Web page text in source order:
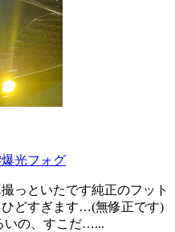
爆光フォグ
っといたです純正のフット
どすぎます…(無修正です)
いの、すこだ…...